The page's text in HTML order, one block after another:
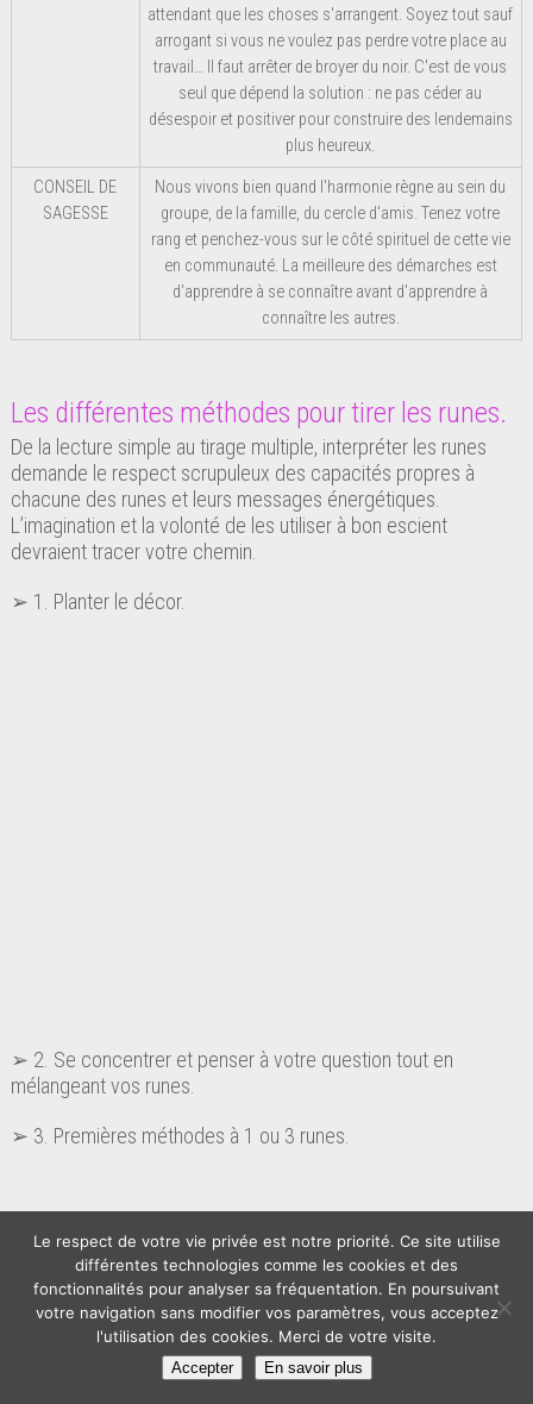
attendant que les choses s'arrangent. Soyez tout sauf
arrogant si vous ne voulez pas perdre votre place au
travail… Il faut arrêter de broyer du noir. C'est de vous
seul que dépend la solution : ne pas céder au
désespoir et positiver pour construire des lendemains
plus heureux.
CONSEIL DE
SAGESSE
Nous vivons bien quand l'harmonie règne au sein du
groupe, de la famille, du cercle d'amis. Tenez votre
rang et penchez-vous sur le côté spirituel de cette vie
en communauté. La meilleure des démarches est
d'apprendre à se connaître avant d'apprendre à
connaître les autres.
Les différentes méthodes pour tirer les runes.
De la lecture simple au tirage multiple, interpréter les runes
demande le respect scrupuleux des capacités propres à
chacune des runes et leurs messages énergétiques.
L’imagination et la volonté de les utiliser à bon escient
devraient tracer votre chemin.
➢ 1. Planter le décor.
➢ 2. Se concentrer et penser à votre question tout en
mélangeant vos runes.
➢ 3. Premières méthodes à 1 ou 3 runes.
Le respect de votre vie privée est notre priorité. Ce site utilise
différentes technologies comme les cookies et des
fonctionnalités pour analyser sa fréquentation. En poursuivant
votre navigation sans modifier vos paramètres, vous acceptez
l'utilisation des cookies. Merci de votre visite.
Accepter En savoir plus